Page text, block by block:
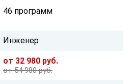
46 программ
Инженер
от 32 980 руб.
от 54 980 руб.